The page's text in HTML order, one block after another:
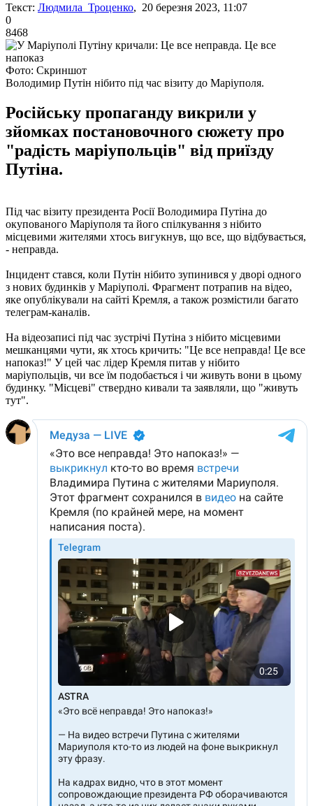
Текст: Людмила Троценко, 20 березня 2023, 11:07
0
8468
Фото: Скриншот
Володимир Путін нібито під час візиту до Маріуполя.
Російську пропаганду викрили у
зйомках постановочного сюжету про
"радість маріупольців" від приїзду
Путіна.
Під час візиту президента Росії Володимира Путіна до
окупованого Маріуполя та його спілкування з нібито
місцевими жителями хтось вигукнув, що все, що відбувається,
- неправда.
Інцидент стався, коли Путін нібито зупинився у дворі одного
з нових будинків у Маріуполі. Фрагмент потрапив на відео,
яке опублікували на сайті Кремля, а також розмістили багато
телеграм-каналів.
На відеозаписі під час зустрічі Путіна з нібито місцевими
мешканцями чути, як хтось кричить: "Це все неправда! Це все
напоказ!" У цей час лідер Кремля питав у нібито
маріупольців, чи все їм подобається і чи живуть вони в цьому
будинку. "Місцеві" ствердно кивали та заявляли, що "живуть
тут".